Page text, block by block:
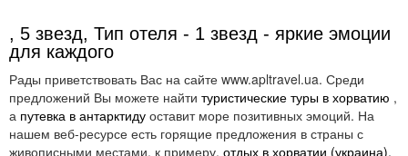
, 5 звезд, Тип отеля - 1 звезд - яркие эмоции
для каждого
Рады приветствовать Вас на сайте www.apltravel.ua. Среди
предложений Вы можете найти туристические туры в хорватию ,
а путевка в антарктиду оставит море позитивных эмоций. На
нашем веб-ресурсе есть горящие предложения в страны с
живописными местами, к примеру, отдых в хорватии (украина),